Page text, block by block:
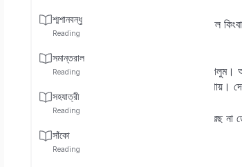
শ্মশানবন্ধু
Reading
সমান্তরাল
Reading
সহযাত্রী
Reading
সাঁকো
Reading
আমি রুক্ষভাবে বললাম, আমি সুনীল
বলতে-বলতে আমি হঠাৎ থেমে
আমার চেনা লাগছে। আগে কোথায়।
সে এবার বলল, আমায় চিনতে পারছ